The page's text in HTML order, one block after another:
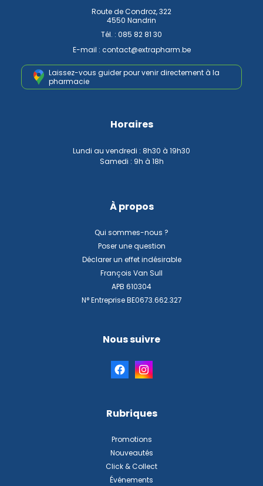
Route de Condroz, 322
4550 Nandrin
Tél. : 085 82 81 30
E-mail : contact@extrapharm.be
Laissez-vous guider pour venirdirectement à la
pharmacie
Horaires
Lundi au vendredi : 8h30 à 19h30
Samedi : 9h à 18h
À propos
Qui sommes-nous ?
Poser une question
Déclarer un effet indésirable
François Van Sull
APB 610304
N° Entreprise BE0673.662.327
Nous suivre
Rubriques
Promotions
Nouveautés
Click & Collect
Événements